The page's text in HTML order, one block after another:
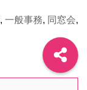
, 一般事務, 同窓会,